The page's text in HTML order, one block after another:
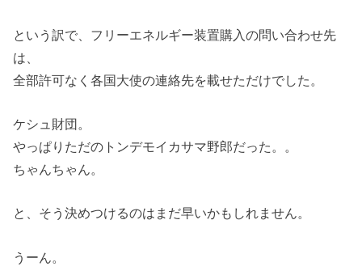
という訳で、フリーエネルギー装置購入の問い合わせ先
は、
全部許可なく各国大使の連絡先を載せただけでした。
ケシュ財団。
やっぱりただのトンデモイカサマ野郎だった。。
ちゃんちゃん。
と、そう決めつけるのはまだ早いかもしれません。
うーん。